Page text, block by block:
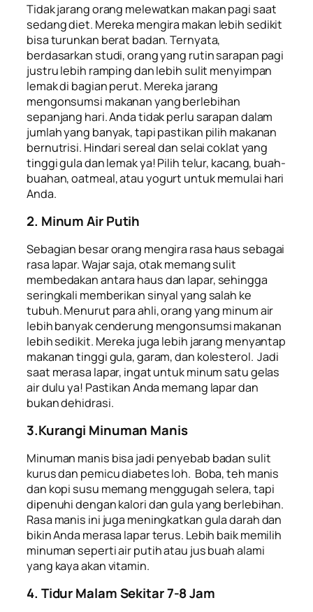
Tidak jarang orang melewatkan makan pagi saat
sedang diet. Mereka mengira makan lebih sedikit
bisa turunkan berat badan. Ternyata,
berdasarkan studi, orang yang rutin sarapan pagi
justru lebih ramping dan lebih sulit menyimpan
lemak di bagian perut. Mereka jarang
mengonsumsi makanan yang berlebihan
sepanjang hari. Anda tidak perlu sarapan dalam
jumlah yang banyak, tapi pastikan pilih makanan
bernutrisi. Hindari sereal dan selai coklat yang
tinggi gula dan lemak ya! Pilih telur, kacang, buah-
buahan,oatmeal, atau yogurt untuk memulai hari
Anda.
2. Minum Air Putih
Sebagian besar orang mengira rasa haus sebagai
rasa lapar. Wajar saja, otak memang sulit
membedakan antara haus dan lapar, sehingga
seringkali memberikan sinyal yang salah ke
tubuh. Menurut para ahli, orang yang minum air
lebih banyak cenderung mengonsumsi makanan
lebih sedikit. Mereka juga lebih jarang menyantap
makanan tinggi gula, garam, dan kolesterol. Jadi
saat merasa lapar, ingat untuk minum satu gelas
air dulu ya! Pastikan Anda memang lapar dan
bukan dehidrasi.
3.Kurangi Minuman Manis
Minuman manis bisa jadi penyebab badan sulit
kurus dan pemicu diabetes loh. Boba, teh manis
dan kopi susu memang menggugah selera, tapi
dipenuhi dengan kalori dan gula yang berlebihan.
Rasa manis ini juga meningkatkan gula darah dan
bikin Anda merasa lapar terus. Lebih baik memilih
minuman seperti air putih atau jus buah alami
yang kaya akan vitamin.
4. Tidur Malam Sekitar 7-8 Jam